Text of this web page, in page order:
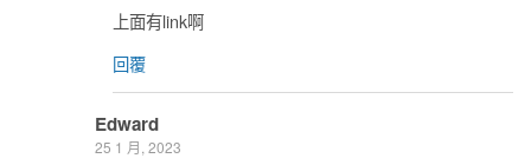
上面有link啊
回覆
Edward
25 1 月, 2023